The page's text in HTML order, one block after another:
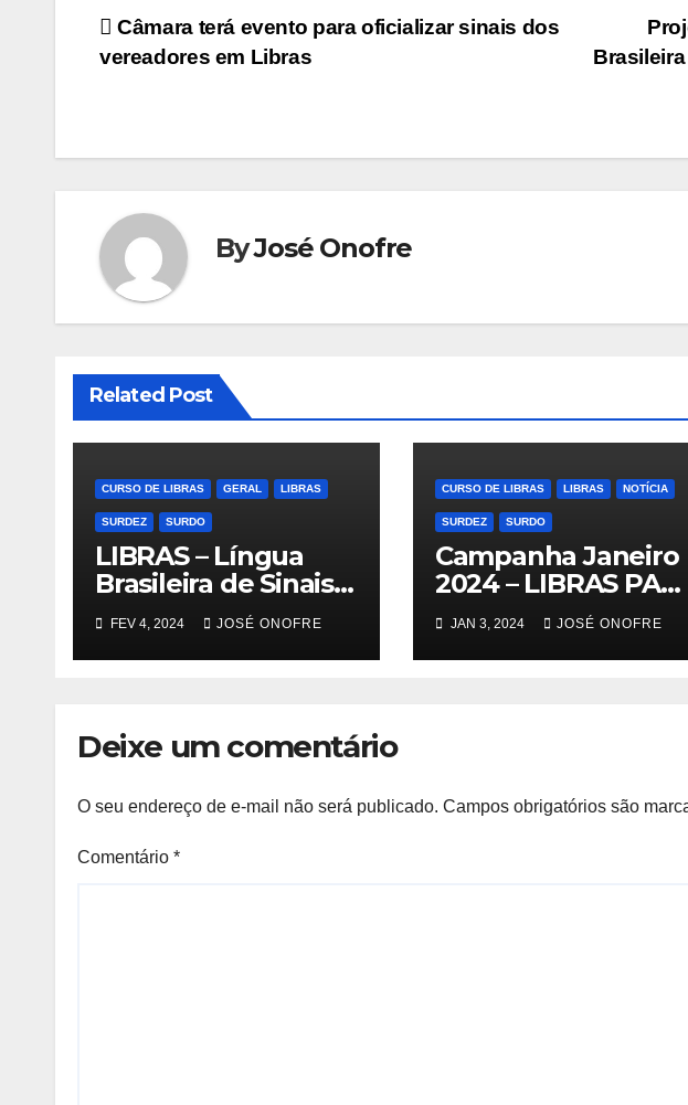
Navegação
Câmara terá evento para oficializar sinais dos
vereadores em Libras
ByJosé Onofre
Related Post
CURSO DE LIBRAS GERAL LIBRAS
SURDEZ SURDO
LIBRAS – Língua
Brasileira de Sinais
Para a Cidadania
FEV 4, 2024 JOSÉ ONOFRE
CURSO DE LIBRAS LIBRAS NOTÍCIA
SURDEZ SURDO
Campanha Janeiro
2024 – LIBRAS PARA
TODA VIDA!
JAN 3, 2024 JOSÉ ONOFRE
Deixe um comentário
O seu endereço de e-mail não será publicado. Campos obrigatórios são
Comentário *